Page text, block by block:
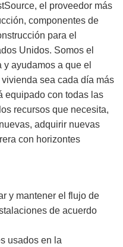
el proveedor más
componentes de
para el
Unidos. Somos el
ayudamos a que el
sea cada día más
equipado con todas las
recursos que necesita,
adquirir nuevas
con horizontes
y mantener el flujo de
de acuerdo
usados en la